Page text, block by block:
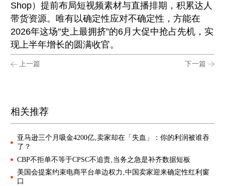
Shop）提前布局短视频素材与直播排期，积累达人
带货资源。唯有以确定性应对不确定性，方能在
2026年这场"史上最拥挤”的6月大促中抢占先机，实
现上半年增长的圆满收官。
上一篇 下一篇
相关推荐
亚马逊三个月吸金4200亿‚卖家却在「失血」：你的利润被谁吞
了？
CBP不拒单不等于CPSC不追责‚当务之急是补齐数据短板
美国会提案约束电商平台单边权力‚中国卖家迎来确定性红利窗
口